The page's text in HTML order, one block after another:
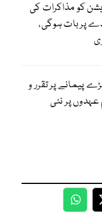
کو مذاکرات کی
پر بات ہوگی،
پیمانے پر تقرر و
عہدوں پر نئی